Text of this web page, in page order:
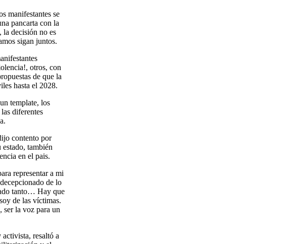
manifestantes se
pancarta con la
decisión no es
sigan juntos.
otros, con
de que la
hasta el 2028.
template, los
diferentes
contento por
también
en el pais.
representar a mi
de lo
tanto… Hay que
de las víctimas.
ser la voz para un
resaltó a